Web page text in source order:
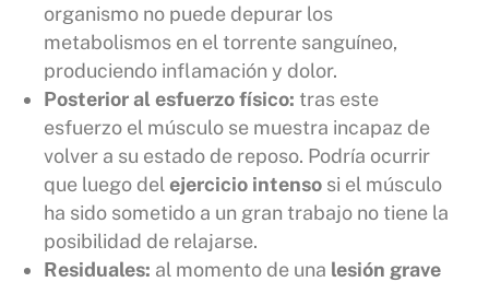
organismo no puede depurar los
metabolismos en el torrente sanguíneo,
produciendo inflamación y dolor.
Posterior al esfuerzo físico: tras este
esfuerzo el músculo se muestra incapaz de
volver a su estado de reposo. Podría ocurrir
que luego delejercicio intenso si el músculo
ha sido sometido a un gran trabajo no tiene la
posibilidad de relajarse.
Residuales: al momento de una lesión grave